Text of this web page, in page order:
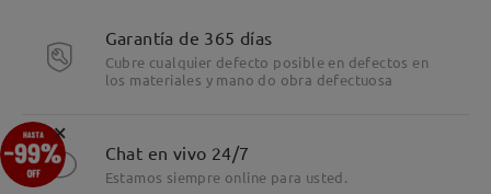
Leer todos los
comentarios
Garantía de 365 días
Cubre cualquier defecto posible en defectos en
los materiales y mano do obra defectuosa
Chat en vivo 24/7
Estamos siempre online para usted.
×